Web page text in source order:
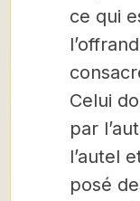
ce qui
Celui
par
l’autel
posé